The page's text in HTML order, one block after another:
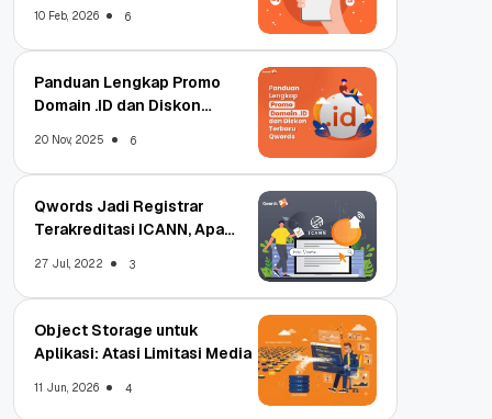
10 Feb, 2026 6
Panduan Lengkap Promo
Domain .ID dan Diskon
20 Nov, 2025 6
Qwords Jadi Registrar
Terakreditasi ICANN, Apa
27 Jul, 2022 3
Object Storage untuk
Aplikasi: Atasi Limitasi Media
11 Jun, 2026 4